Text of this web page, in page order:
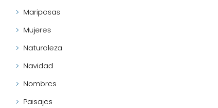
Mariposas
Mujeres
Naturaleza
Navidad
Nombres
Paisajes